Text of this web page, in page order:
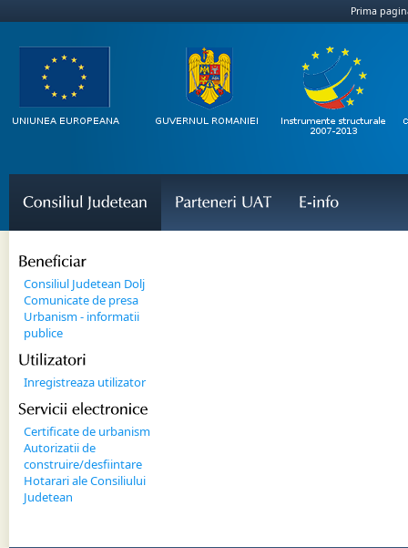
Prima
Consiliul Judetean Parteneri UAT E-info
Beneficiar
Consiliul Judetean Dolj
Comunicate de presa
Urbanism - informatii
publice
Utilizatori
Inregistreaza utilizator
Servicii electronice
Certificate de urbanism
Autorizatii de
construire/desfiintare
Hotarari ale Consiliului
Judetean